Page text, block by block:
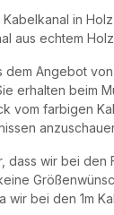
in
aus echtem
Angebot
erhalten beim
vom farbigen
dass wir bei
wir bei den 1m